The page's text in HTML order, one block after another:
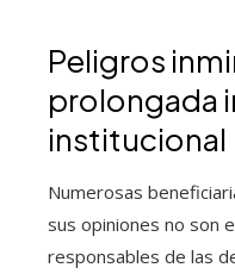
Peligros
prolongada
institucional
Numerosas
sus opiniones no son
responsables de las